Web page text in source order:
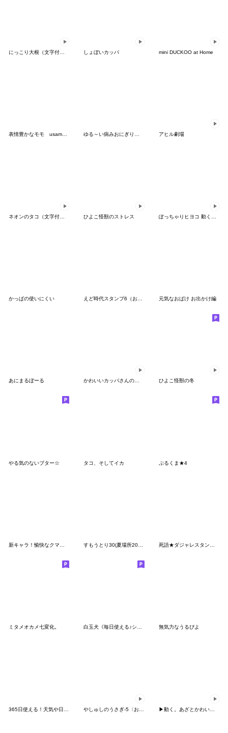
しょぼいカッパ mini DUCKOO at Home
表情豊かなモモ usamusiのスタンプ31 ゆる～い病みおにぎりさん アヒル劇場
ひよこ怪獣のストレス
かっぱの使いにくい 元気なおばけ お出かけ編
あにまるぼーる かわいいカッパさんの欲望スタンプ ひよこ怪獣の冬
やる気のないブター☆ タコ、そしてイカ ぷるくま★4
ミタメオカメ七変化。 白玉犬《毎日使える♪シンプルことば》 無気力なうるぴよ
▶動く。あざとかわいいめんたいこ2